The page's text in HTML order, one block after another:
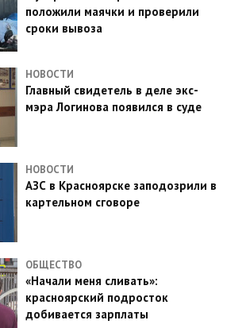
положили маячки и проверили
сроки вывоза
НОВОСТИ
Главный свидетель в деле экс-
мэра Логинова появился в суде
НОВОСТИ
АЗС в Красноярске заподозрили в
картельном сговоре
ОБЩЕСТВО
«Начали меня сливать»:
красноярский подросток
добивается зарплаты